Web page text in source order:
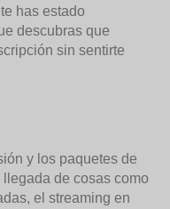
has estado
descubras que
sin sentirte
y los paquetes de
de cosas como
el streaming en